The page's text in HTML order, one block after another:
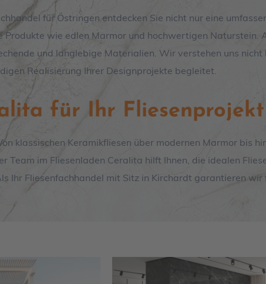
für Östringen entdecken Sie nicht nur eine
Produkte wie edlen Marmor und hochwertigen
und langlebige Materialien. Wir verstehen uns
Realisierung Ihrer Designprojekte begleitet.
für Ihr Fliesenprojekt
klassischen Keramikfliesen über modernen Marmor bis
Team im Fliesenladen Ceralita hilft Ihnen, die idealen
Ihr Fliesenfachhandel mit Sitz in Kirchardt garantieren